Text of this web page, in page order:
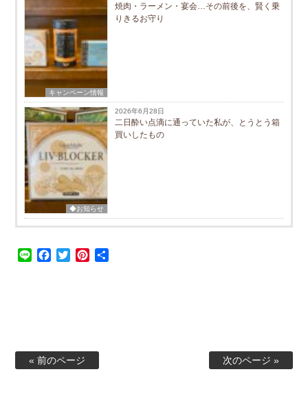
キャンペーン情報
焼肉・ラーメン・宴会…その前後を、賢く乗
りきるお守り
◆お知らせ
2026年6月28日
二日酔い点滴に通っていた私が、とうとう箱
買いしたもの
Line Facebook
TwitterPinterest
« 前のページ 次のページ »